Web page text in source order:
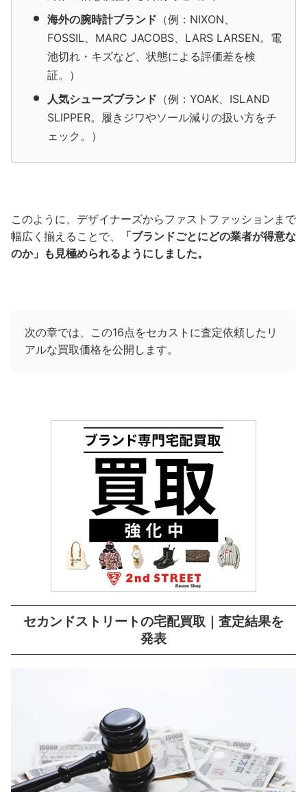
海外の腕時計ブランド （例：NIXON、
FOSSIL、MARC JACOBS、LARS LARSEN。電
池切れ・キズなど、状態による評価差を検
証。）
人気シューズブランド （例：YOAK、ISLAND
SLIPPER。履きジワやソール減りの扱い方をチ
ェック。）
このように、デザイナーズからファストファッションまで
幅広く揃えることで、
「ブランドごとにどの業者が得意な
のか」も見極められるようにしました。
次の章では、この16点をセカストに査定依頼したリ
アルな買取価格を公開します。
セカンドストリートの宅配買取｜査定結果を
発表